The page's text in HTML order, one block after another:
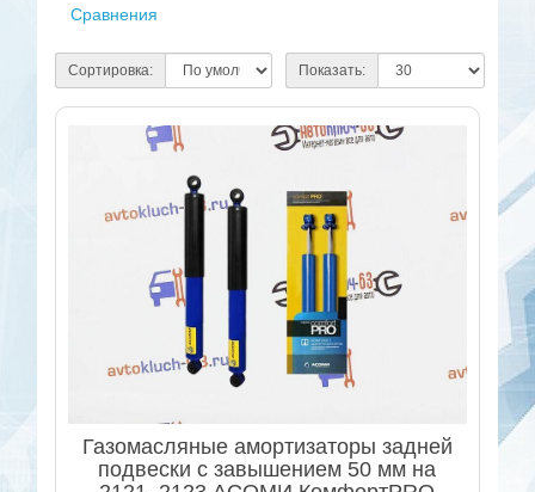
Сравнения
Сортировка: Показать:
Газомасляные амортизаторы задней
подвески с завышением 50 мм на